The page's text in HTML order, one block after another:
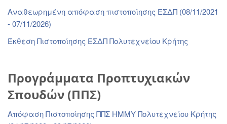
Αναθεωρημένη απόφαση πιστοποίησης ΕΣΔΠ (08/11/2021
- 07/11/2026)
Έκθεση Πιστοποίησης ΕΣΔΠ Πολυτεχνείου Κρήτης
Προγράμματα Προπτυχιακών
Σπουδών (ΠΠΣ)
Απόφαση Πιστοποίησης ΠΠΣ ΗΜΜΥ Πολυτεχνείου Κρήτης